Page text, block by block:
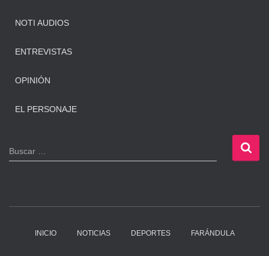
NOTI AUDIOS
ENTREVISTAS
OPINIÓN
EL PERSONAJE
B
u
Buscar …
INICIO NOTICIAS DEPORTES FARÁNDULA